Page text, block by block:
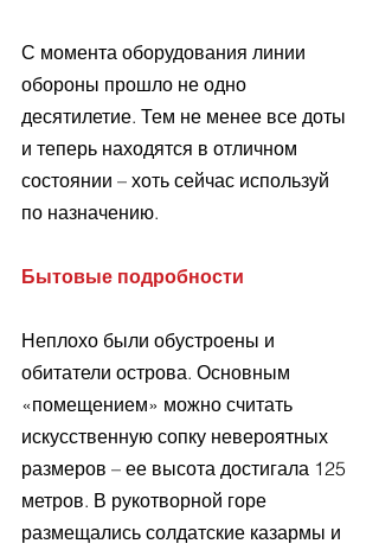
С момента оборудования линии
обороны прошло не одно
десятилетие. Тем не менее все доты
и теперь находятся в отличном
состоянии – хоть сейчас используй
по назначению.
Бытовые подробности
Неплохо были обустроены и
обитатели острова. Основным
«помещением» можно считать
искусственную сопку невероятных
размеров – ее высота достигала 125
метров. В рукотворной горе
размещались солдатские казармы и